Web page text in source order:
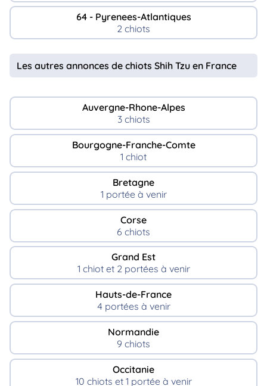
64 - Pyrenees-Atlantiques
2 chiots
Les autres annonces de chiots Shih Tzu en France
Auvergne-Rhone-Alpes
3 chiots
Bourgogne-Franche-Comte
1 chiot
Bretagne
1 portée à venir
Corse
6 chiots
Grand Est
1 chiot et 2 portées à venir
Hauts-de-France
4 portées à venir
Normandie
9 chiots
Occitanie
10 chiots et 1 portée à venir